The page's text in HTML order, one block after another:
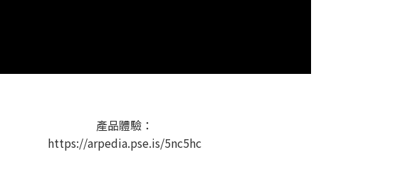
產品體驗：
https://arpedia.pse.is/5nc5hc